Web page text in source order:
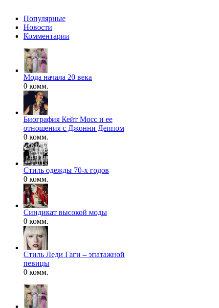
Популярные
Новости
Комментарии
Мода начала 20 века
0 комм.
Биография Кейт Мосс и ее
отношения с Джонни Деппом
0 комм.
Стиль одежды 70-х годов
0 комм.
Синдикат высокой моды
0 комм.
Стиль Леди Гаги – эпатажной
певицы
0 комм.